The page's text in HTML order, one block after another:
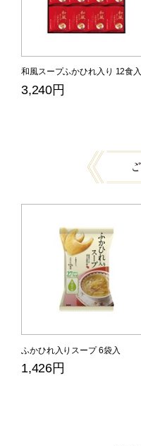
和風スープふかひれ入り 12食入
3,240円
ふかひれ入りスープ 6袋入
1,426円